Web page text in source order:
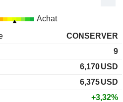
Achat
CONSERVER
9
6,170USD
6,375USD
+3,32%